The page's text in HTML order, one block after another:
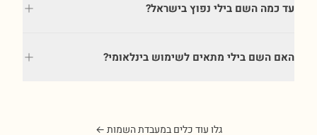
עד כמה השם בילי נפוץ בישראל?
האם השם בילי מתאים לשימוש בינלאומי?
גלו עוד כלים במעבדת השמות ←